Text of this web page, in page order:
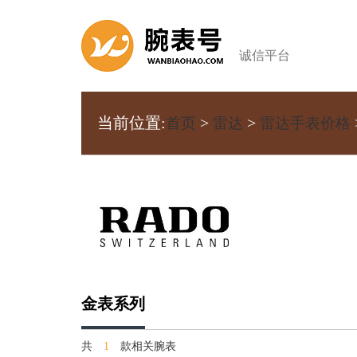
诚信平台
当前位置:首页 > 雷达 > 雷达手表价格
金表系列
共 1 款相关腕表